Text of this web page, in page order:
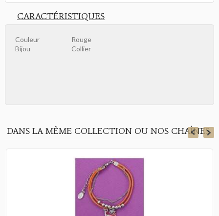
CARACTÉRISTIQUES
Couleur
Rouge
Bijou
Collier
DANS LA MÊME COLLECTION OU NOS CHAÎNES